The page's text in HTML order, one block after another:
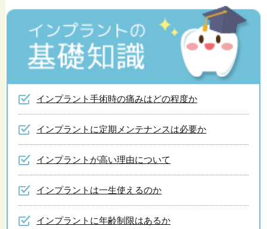
インプラント手術時の痛みはどの程度か
インプラントに定期メンテナンスは必要か
インプラントが高い理由について
インプラントは一生使えるのか
インプラントに年齢制限はあるか